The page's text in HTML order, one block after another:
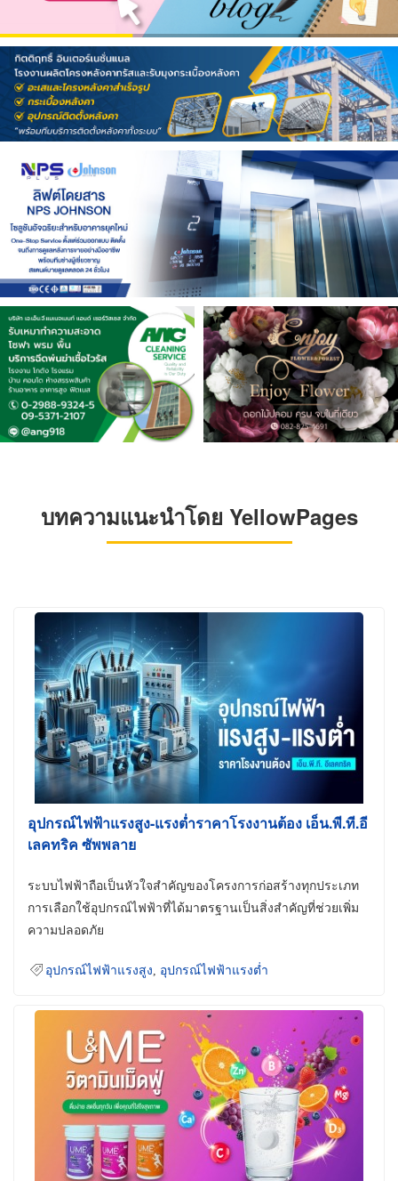
บทความแนะนำโดย YellowPages
อุปกรณ์ไฟฟ้าแรงสูง-แรงต่ำราคาโรงงานต้อง เอ็น.พี.ที.อี
เลคทริค ซัพพลาย
ระบบไฟฟ้าถือเป็นหัวใจสำคัญของโครงการก่อสร้างทุกประเภท
การเลือกใช้อุปกรณ์ไฟฟ้าที่ได้มาตรฐานเป็นสิ่งสำคัญที่ช่วยเพิ่ม
ความปลอดภัย
อุปกรณ์ไฟฟ้าแรงสูง อุปกรณ์ไฟฟ้าแรงต่ำ